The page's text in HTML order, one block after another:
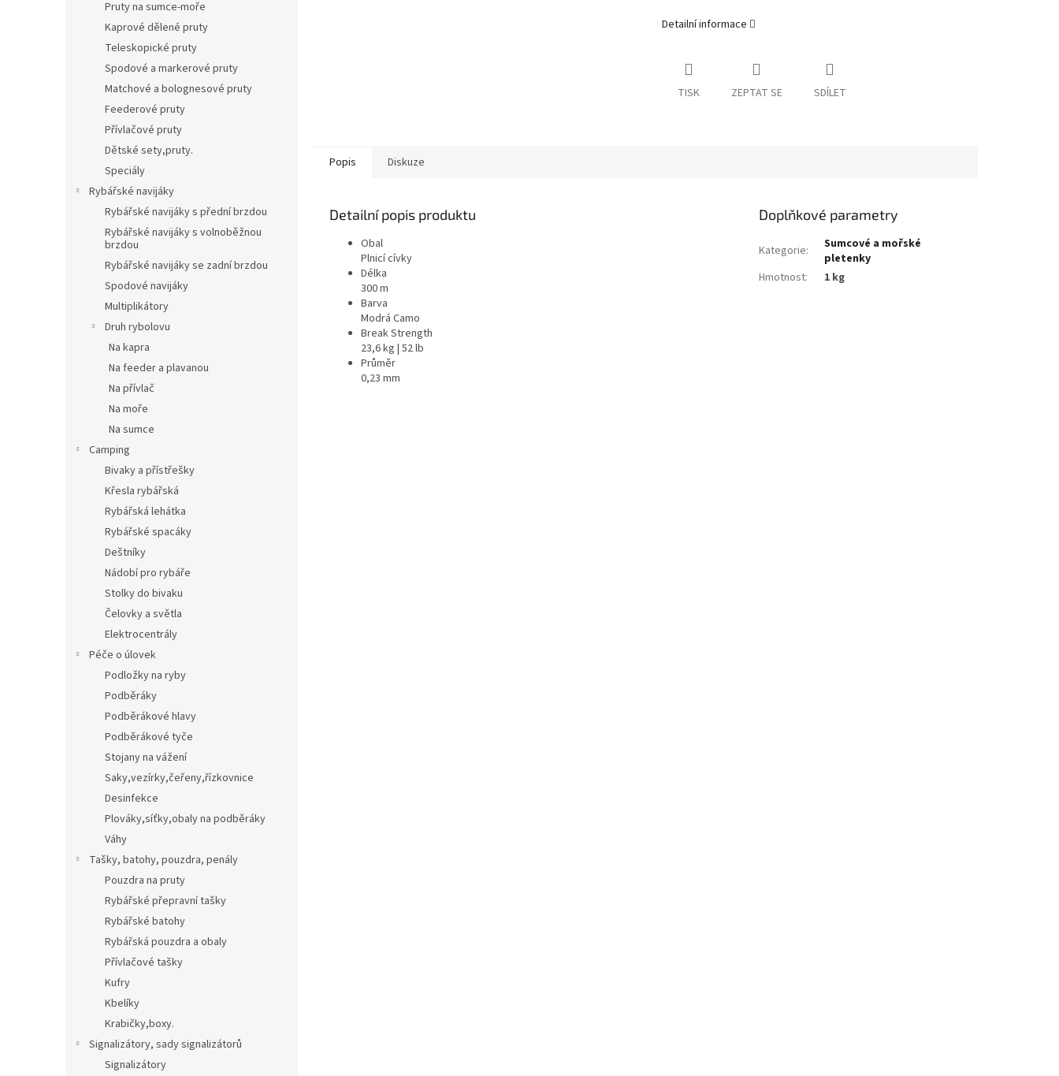
Pruty na sumce-moře
Kaprové dělené pruty
Teleskopické pruty
Spodové a markerové pruty
Matchové a bolognesové pruty
Feederové pruty
Přívlačové pruty
Dětské sety,pruty.
Speciály
Rybářské navijáky
Rybářské navijáky s přední brzdou
Rybářské navijáky s volnoběžnou
brzdou
Rybářské navijáky se zadní brzdou
Spodové navijáky
Multiplikátory
Druh rybolovu
Na kapra
Na feeder a plavanou
Na přívlač
Na moře
Na sumce
Camping
Bivaky a přístřešky
Křesla rybářská
Rybářská lehátka
Rybářské spacáky
Deštníky
Nádobí pro rybáře
Stolky do bivaku
Čelovky a světla
Elektrocentrály
Péče o úlovek
Podložky na ryby
Podběráky
Podběrákové hlavy
Podběrákové tyče
Stojany na vážení
Saky,vezírky,čeřeny,řízkovnice
Desinfekce
Plováky,síťky,obaly na podběráky
Váhy
Tašky, batohy, pouzdra, penály
Pouzdra na pruty
Rybářské přepravní tašky
Rybářské batohy
Rybářská pouzdra a obaly
Přívlačové tašky
Kufry
Kbelíky
Krabičky,boxy.
Signalizátory, sady signalizátorů
Signalizátory
Detailní informace
TISK ZEPTAT SE SDÍLET
Popis Diskuze
Detailní popis produktu
Obal
Plnicí cívky
Délka
300 m
Barva
Modrá Camo
Break Strength
23,6 kg | 52 lb
Průměr
0,23 mm
Doplňkové parametry
Kategorie:
Sumcové a mořské
pletenky
Hmotnost: 1 kg